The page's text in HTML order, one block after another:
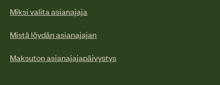
Miksi valita asianajaja
Mistä löydän asianajajan
Maksuton asianajajapäivystys